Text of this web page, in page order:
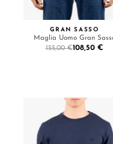
GRAN SASSO
Maglia Uomo Gran
155,00 €108,50 €